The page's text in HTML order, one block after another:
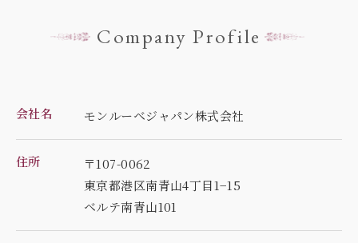
Company Profile
会社名 モンルーベジャパン株式会社
住所
〒107-0062
東京都港区南青山4丁目1−15
ベルテ南青山101